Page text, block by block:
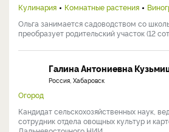
Кулинария
Комнатные растения
Ольга занимается садоводством со
преобразует родительский участок (12
Галина Антониевна
Россия, Хабаровск
Огород
Кандидат сельскохозяйственных наук,
сотрудник отдела овощных культур и